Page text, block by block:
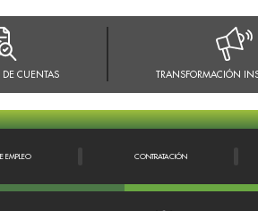
CUENTAS TRANSFORMACIÓN
EMPLEO CONTRATACIÓN